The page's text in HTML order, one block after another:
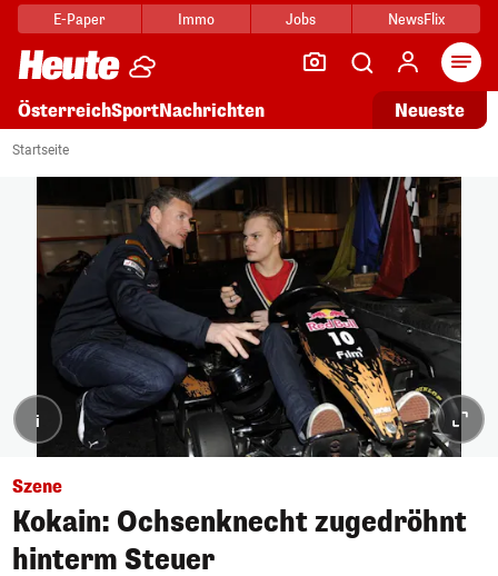
E-Paper Immo Jobs NewsFlix
ÖsterreichSportNachrichten Neueste
Startseite
i
Szene
Kokain: Ochsenknecht zugedröhnt
hinterm Steuer